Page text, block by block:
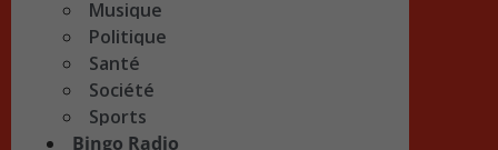
Musique
Politique
Santé
Société
Sports
Bingo Radio